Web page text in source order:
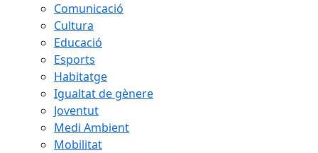
Comunicació
Cultura
Educació
Esports
Habitatge
Igualtat de gènere
Joventut
Medi Ambient
Mobilitat